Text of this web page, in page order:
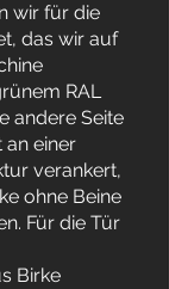
wir für die
das wir auf
RAL
andere Seite
an einer
verankert,
ohne Beine
Für die Tür
Birke